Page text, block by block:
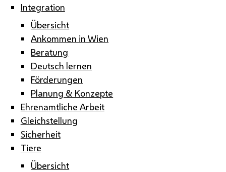
Integration
Übersicht
Ankommen in Wien
Beratung
Deutsch lernen
Förderungen
Planung & Konzepte
Ehrenamtliche Arbeit
Gleichstellung
Sicherheit
Tiere
Übersicht